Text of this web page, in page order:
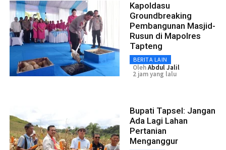
Kapoldasu
Groundbreaking
Pembangunan Masjid-
Rusun di Mapolres
Tapteng
BERITA LAIN
OlehAbdul Jalil
2 jam yang lalu
Bupati Tapsel: Jangan
Ada Lagi Lahan
Pertanian
Menganggur